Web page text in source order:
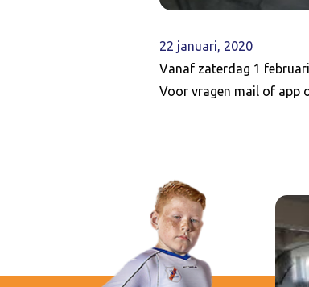
22 januari, 2020
Vanaf zaterdag 1
Voor vragen mail of app